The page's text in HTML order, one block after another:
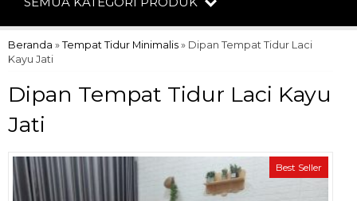
Beranda » Tempat Tidur Minimalis » Dipan Tempat Tidur Laci
Kayu Jati
Dipan Tempat Tidur Laci Kayu
Jati
Best Seller